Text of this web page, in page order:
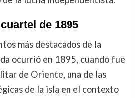
de 1895
más destacados de la
ocurrió en 1895, cuando fue
de Oriente, una de las
de la isla en el contexto